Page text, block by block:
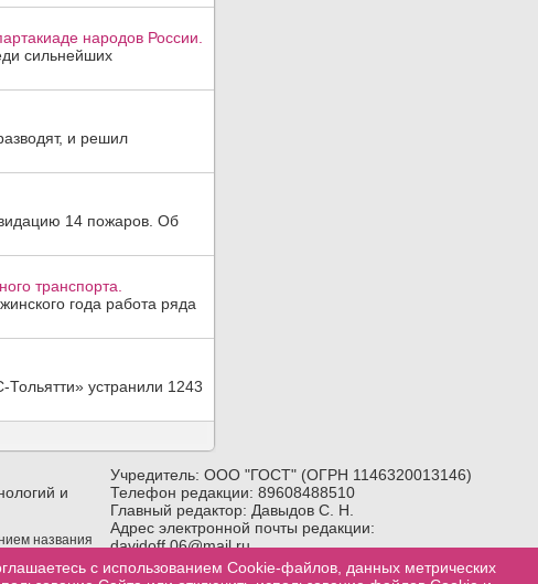
народов России.
сильнейших
и решил
14 пожаров. Об
транспорта.
года работа ряда
устранили 1243
и
названия
Учредитель: ООО "ГОСТ" (ОГРН 1146320013146)
Телефон редакции: 89608488510
Главный редактор: Давыдов С. Н.
Адрес электронной почты редакции:
davidoff.06@mail.ru
Возрастное ограничение:18+
с использованием Cookie-файлов, данных метрических